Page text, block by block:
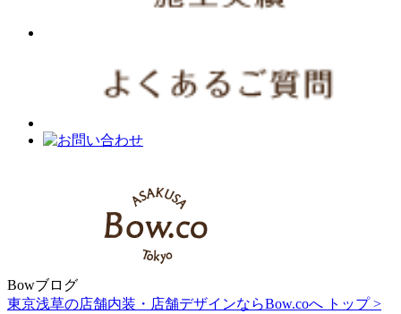
Bowブログ
東京浅草の店舗内装・店舗デザインならBow.coへ トップ >